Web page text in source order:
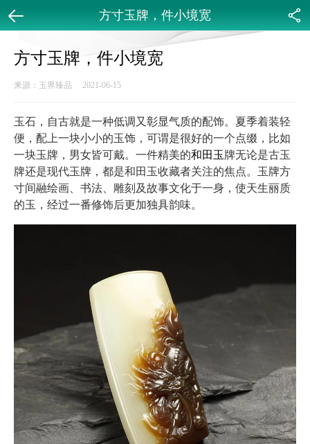
方寸玉牌，件小境宽
方寸玉牌，件小境宽
来源：玉界臻品 2021-06-15
玉石，自古就是一种低调又彰显气质的配饰。夏季着装轻
便，配上一块小小的玉饰，可谓是很好的一个点缀，比如
一块玉牌，男女皆可戴。一件精美的和田玉牌无论是古玉
牌还是现代玉牌，都是和田玉收藏者关注的焦点。玉牌方
寸间融绘画、书法、雕刻及故事文化于一身，使天生丽质
的玉，经过一番修饰后更加独具韵味。